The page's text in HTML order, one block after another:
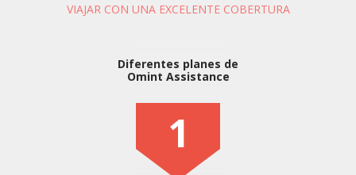
VIAJAR CON UNA EXCELENTE COBERTURA
Diferentes planes de
Omint Assistance
1